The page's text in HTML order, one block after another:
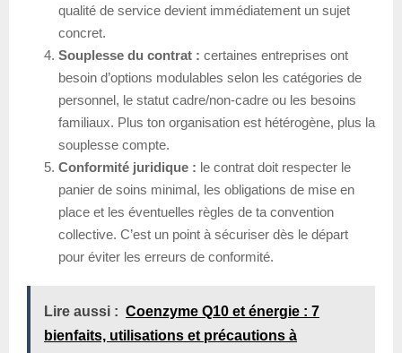
qualité de service devient immédiatement un sujet
concret.
Souplesse du contrat : certaines entreprises ont
besoin d’options modulables selon les catégories de
personnel, le statut cadre/non-cadre ou les besoins
familiaux. Plus ton organisation est hétérogène, plus la
souplesse compte.
Conformité juridique : le contrat doit respecter le
panier de soins minimal, les obligations de mise en
place et les éventuelles règles de ta convention
collective. C’est un point à sécuriser dès le départ
pour éviter les erreurs de conformité.
Lire aussi : Coenzyme Q10 et énergie : 7
bienfaits, utilisations et précautions à